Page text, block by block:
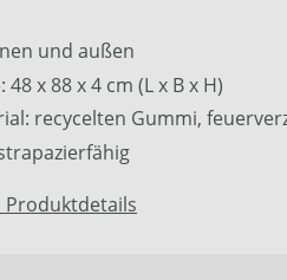
YouTube-Video sehen zu
Cookies akzeptiert
und außen
48 x 88 x 4 cm (L x B x H)
recycelten Gummi,
Produktdetails